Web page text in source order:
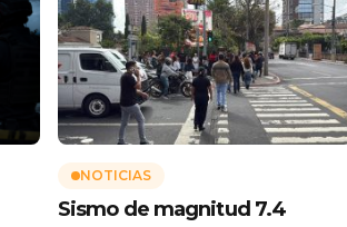
NOTICIAS
Sismo de magnitud 7.4